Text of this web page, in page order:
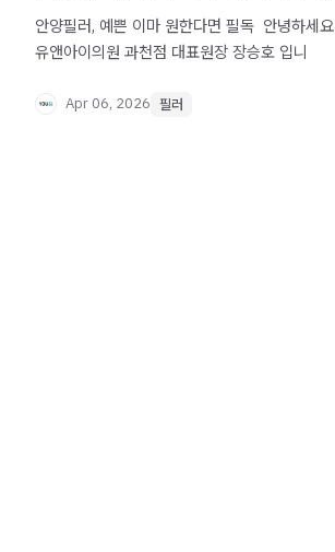
안양필러, 예쁜 이마 원한다면 필독 ​ 안녕하세요
유앤아이의원 과천점 대표원장 장승호 입니
Apr 06, 2026 필러